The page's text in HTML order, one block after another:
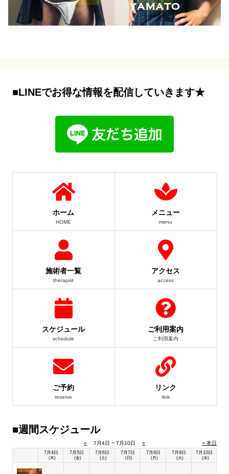
■LINEでお得な情報を配信していきます★
ホーム
HOME
メニュー
menu
施術者一覧
therapist
アクセス
access
スケジュール
schedule
ご利用案内
ご利用案内
ご予約
reserve
リンク
link
■週間スケジュール
« 7月4日 ~ 7月10日 » » 本日
7月4日
(木)
7月5日
(金)
7月6日
(土)
7月7日
(日)
7月8日
(月)
7月9日
(火)
7月10日
(水)